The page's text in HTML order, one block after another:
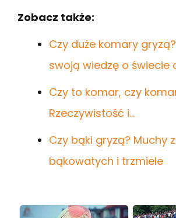
Zobacz także:
Czy duże komary
swoją wiedzę o świecie
Czy to komar, czy
Rzeczywistość i…
Czy bąki gryzą? Muchy
bąkowatych i trzmiele